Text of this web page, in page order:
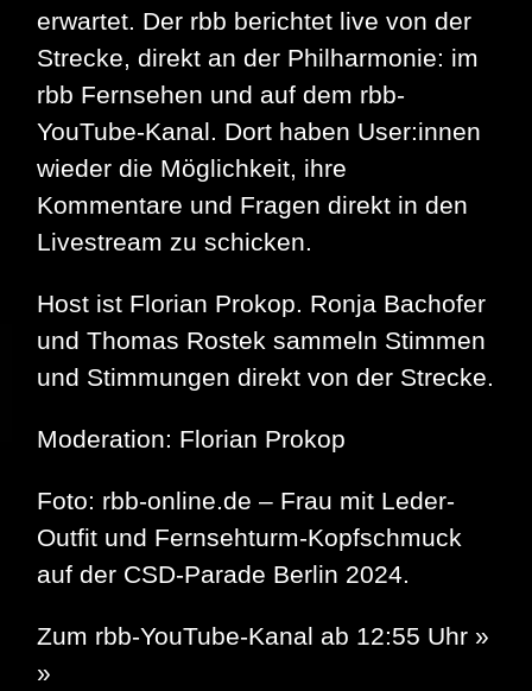
erwartet. Der rbb berichtet live von der
Strecke, direkt an der Philharmonie: im
rbb Fernsehen und auf dem rbb-
YouTube-Kanal. Dort haben User:innen
wieder die Möglichkeit, ihre
Kommentare und Fragen direkt in den
Livestream zu schicken.
Host ist Florian Prokop. Ronja Bachofer
und Thomas Rostek sammeln Stimmen
und Stimmungen direkt von der Strecke.
Moderation: Florian Prokop
Foto: rbb-online.de – Frau mit Leder-
Outfit und Fernsehturm-Kopfschmuck
auf der CSD-Parade Berlin 2024.
Zum rbb-YouTube-Kanal ab 12:55 Uhr »
»